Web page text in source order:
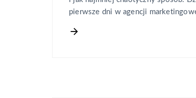
pierwsze dni w agencji